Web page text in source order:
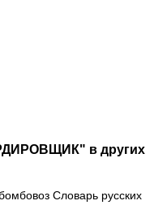
в других
Словарь русских